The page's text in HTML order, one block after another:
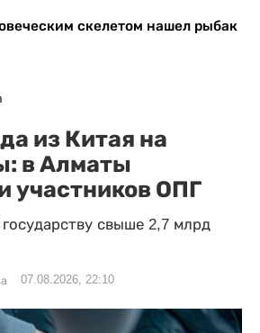
скелетом нашел рыбак
из Китая на
в Алматы
участников ОПГ
свыше 2,7 млрд
07.08.2026, 22:10